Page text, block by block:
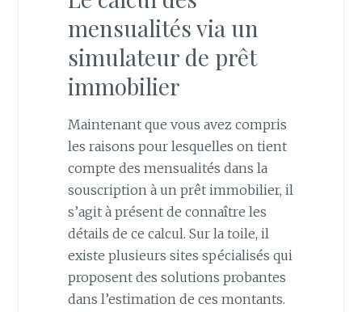
mensualités via un
simulateur de prêt
immobilier
Maintenant que vous avez compris
les raisons pour lesquelles on tient
compte des mensualités dans la
souscription à un prêt immobilier, il
s’agit à présent de connaître les
détails de ce calcul. Sur la toile, il
existe plusieurs sites spécialisés qui
proposent des solutions probantes
dans l’estimation de ces montants.